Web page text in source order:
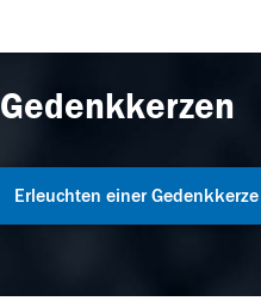
Gedenkkerzen
Erleuchten einer Gedenkkerze